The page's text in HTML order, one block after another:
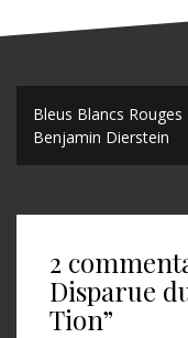
N
a
Bleus Blancs Rouges
Benjamin Dierstein
2
Disparue
Tion”